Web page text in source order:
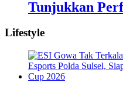
Tunjukkan
Lifestyle